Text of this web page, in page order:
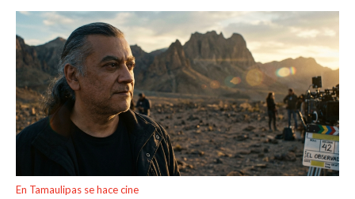
En Tamaulipas se hace cine